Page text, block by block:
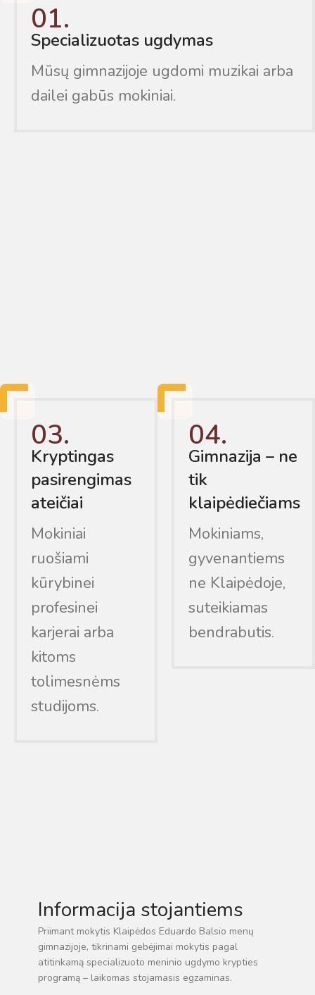
01.
Specializuotas ugdymas
Mūsų gimnazijoje ugdomi muzikai arba
dailei gabūs mokiniai.
03.
Kryptingas
pasirengimas
ateičiai
Mokiniai
ruošiami
kūrybinei
profesinei
karjerai arba
kitoms
tolimesnėms
studijoms.
04.
Gimnazija – ne
tik
klaipėdiečiams
Mokiniams,
gyvenantiems
ne Klaipėdoje,
suteikiamas
bendrabutis.
Informacija stojantiems
Priimant mokytis Klaipėdos Eduardo Balsio menų
gimnazijoje, tikrinami gebėjimai mokytis pagal
atitinkamą specializuoto meninio ugdymo krypties
programą – laikomas stojamasis egzaminas.